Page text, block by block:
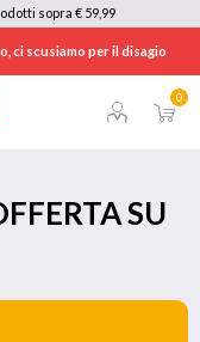
sopra € 59,99
ci scusiamo per il disagio
0
CONNETTIVITÁ
SU